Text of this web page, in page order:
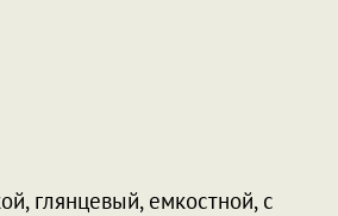
глянцевый, емкостной, с